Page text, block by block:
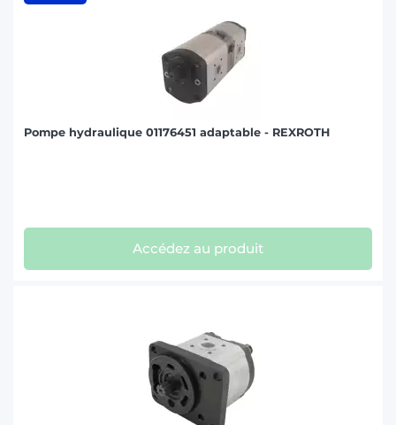
Pompe hydraulique 01176451 adaptable - REXROTH
Accédez au produit